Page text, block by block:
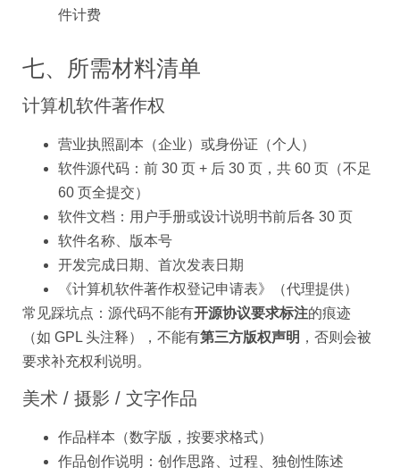
件计费
七、所需材料清单
计算机软件著作权
营业执照副本（企业）或身份证（个人）
软件源代码：前 30 页 + 后 30 页，共 60 页（不足
60 页全提交）
软件文档：用户手册或设计说明书前后各 30 页
软件名称、版本号
开发完成日期、首次发表日期
《计算机软件著作权登记申请表》（代理提供）
常见踩坑点：源代码不能有开源协议要求标注的痕迹
（如 GPL 头注释），不能有第三方版权声明 ，否则会被
要求补充权利说明。
美术 / 摄影 / 文字作品
作品样本（数字版，按要求格式）
作品创作说明：创作思路、过程、独创性陈述